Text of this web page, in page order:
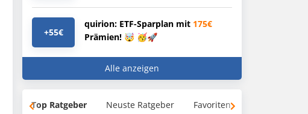
+55€
quirion: ETF-Sparplan mit 175€
Prämien! 🤯 🥳🚀
Alle anzeigen
Top Ratgeber Neuste Ratgeber Favoriten